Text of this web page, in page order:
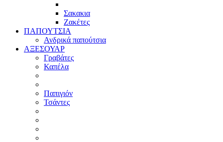
Σακακια
Ζακέτες
ΠΑΠΟΥΤΣΙΑ
Ανδρικά παπούτσια
ΑΞΕΣΟΥΑΡ
Γραβάτες
Καπέλα
Παπιγιόν
Τσάντες